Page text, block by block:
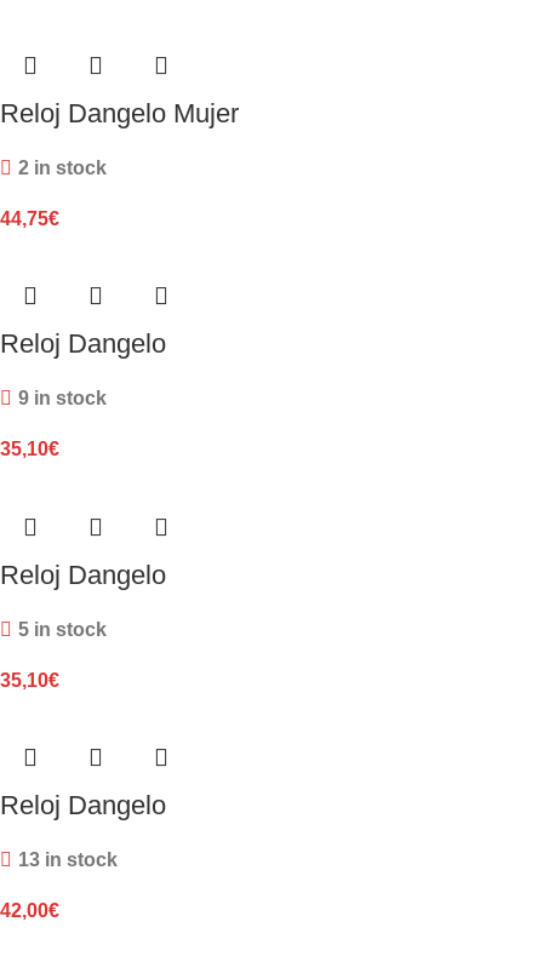
Reloj Dangelo Mujer
2 in stock
44,75€
Reloj Dangelo
9 in stock
35,10€
Reloj Dangelo
5 in stock
35,10€
Reloj Dangelo
13 in stock
42,00€